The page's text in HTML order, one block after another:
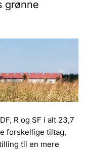
grønne
R og SF i alt 23,7
forskellige tiltag,
til en mere